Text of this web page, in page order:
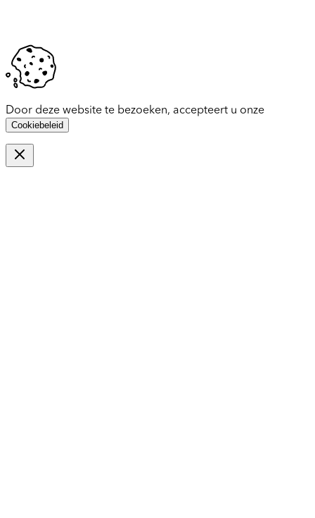
Door deze website te bezoeken, accepteert u onze
Cookiebeleid
Sluiten